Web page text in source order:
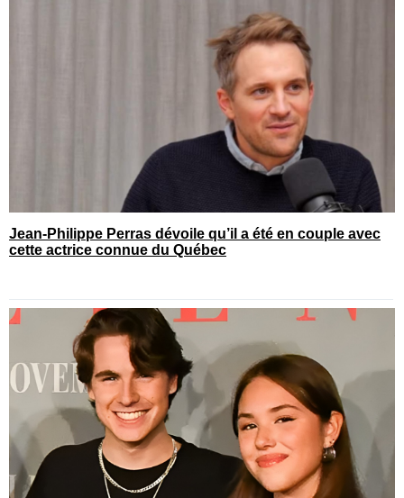
Jean-Philippe Perras dévoile qu’il a été en couple avec
cette actrice connue du Québec